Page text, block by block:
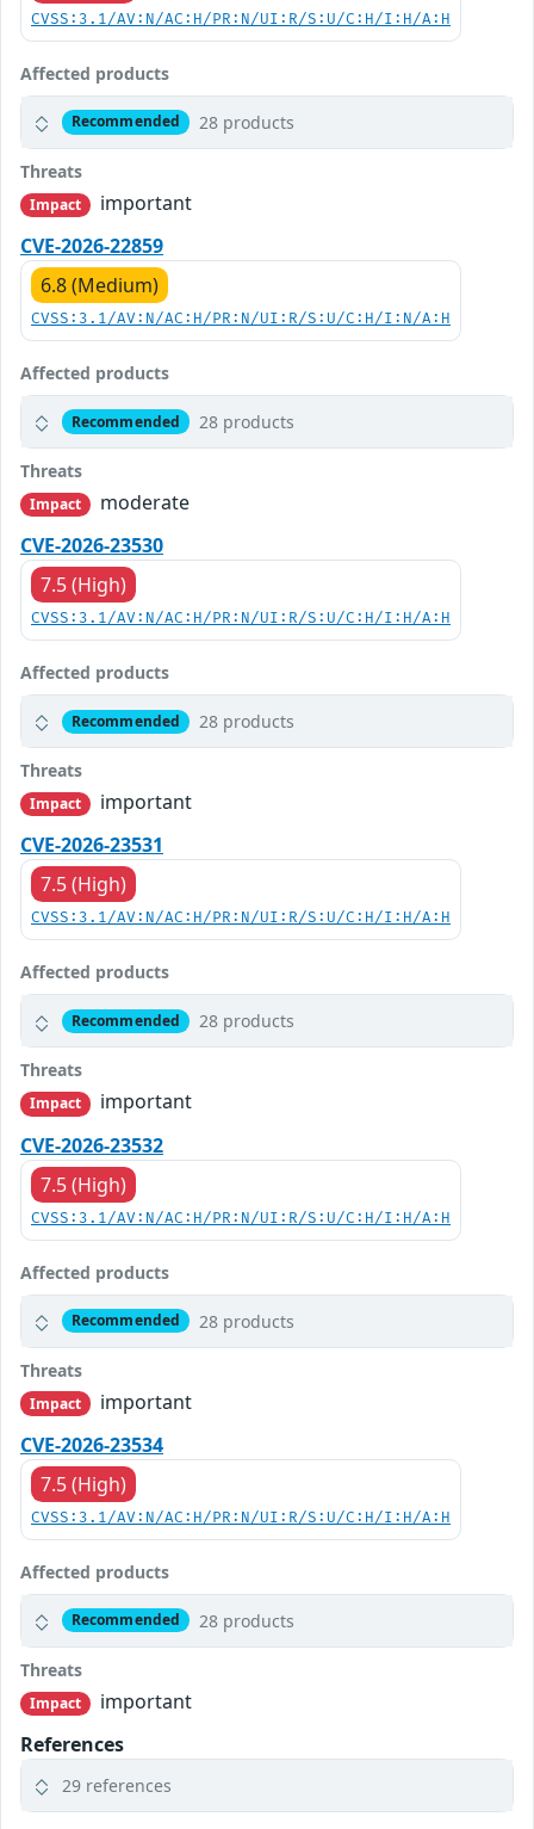
CVSS:3.1/AV:N/AC:H/PR:N/UI:R/S:U/C:H/I:H/A:H
Affected products
Recommended 28 products
Threats
Impact
important
CVE-2026-22859
6.8 (Medium)
CVSS:3.1/AV:N/AC:H/PR:N/UI:R/S:U/C:H/I:N/A:H
Affected products
Recommended 28 products
Threats
Impact
moderate
CVE-2026-23530
7.5 (High)
CVSS:3.1/AV:N/AC:H/PR:N/UI:R/S:U/C:H/I:H/A:H
Affected products
Recommended 28 products
Threats
Impact
important
CVE-2026-23531
7.5 (High)
CVSS:3.1/AV:N/AC:H/PR:N/UI:R/S:U/C:H/I:H/A:H
Affected products
Recommended 28 products
Threats
Impact
important
CVE-2026-23532
7.5 (High)
CVSS:3.1/AV:N/AC:H/PR:N/UI:R/S:U/C:H/I:H/A:H
Affected products
Recommended 28 products
Threats
Impact
important
CVE-2026-23534
7.5 (High)
CVSS:3.1/AV:N/AC:H/PR:N/UI:R/S:U/C:H/I:H/A:H
Affected products
Recommended 28 products
Threats
Impact
important
References
29 references